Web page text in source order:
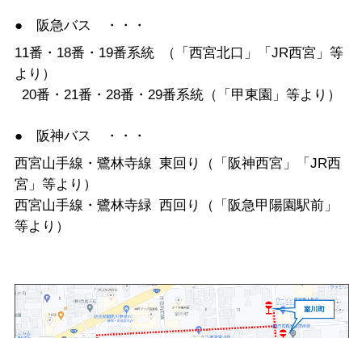
● 阪急バス ・・・
11番・18番・19番系統 （「西宮北口」「JR西宮」等
より）
20番・21番・28番・29番系統（「甲東園」等より）
● 阪神バス ・・・
西宮山手線・鷺林寺線 東回り（「阪神西宮」「JR西
宮」等より）
西宮山手線・鷺林寺緑 西回り（「阪急甲陽園駅前」
等より）